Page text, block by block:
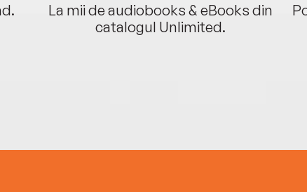
La mii de audiobooks & eBooks din
catalogul Unlimited.